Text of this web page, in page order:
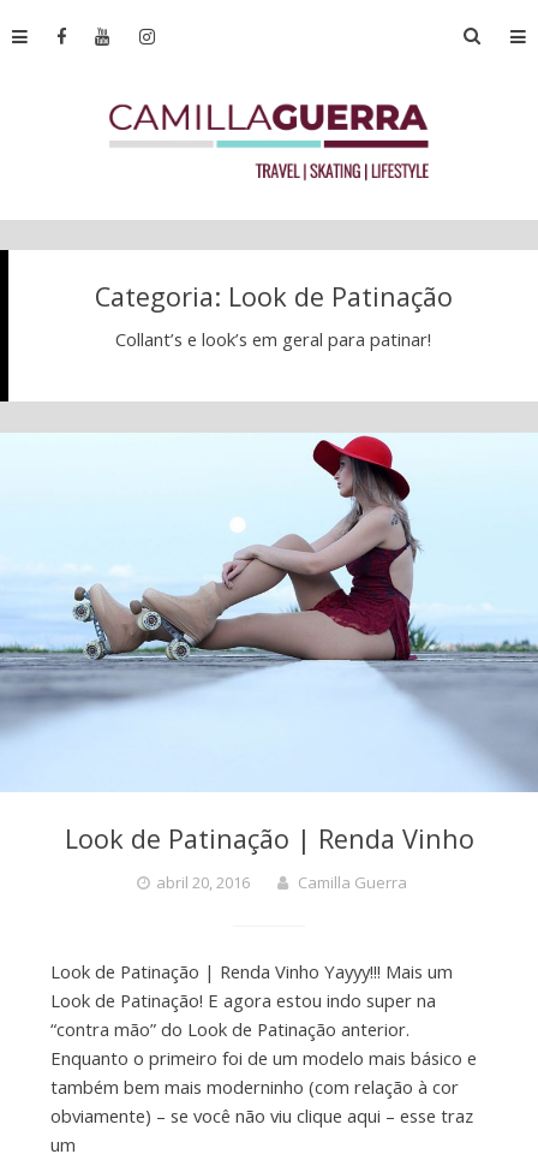
Categoria: Look de Patinação
Collant’s e look’s em geral para patinar!
Look de Patinação | Renda Vinho
abril 20, 2016 Camilla Guerra
Look de Patinação | Renda Vinho Yayyy!!! Mais um
Look de Patinação! E agora estou indo super na
“contra mão” do Look de Patinação anterior.
Enquanto o primeiro foi de um modelo mais básico e
também bem mais moderninho (com relação à cor
obviamente) – se você não viu clique aqui – esse traz
um